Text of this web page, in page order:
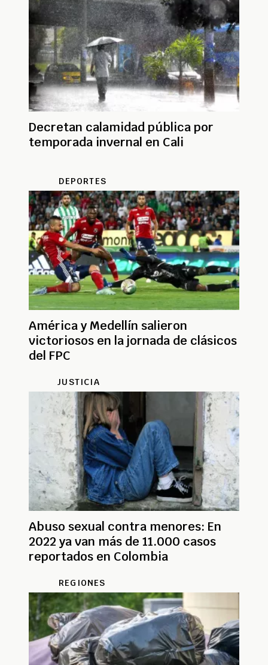
Decretan calamidad pública por
temporada invernal en Cali
DEPORTES
América y Medellín salieron
victoriosos en la jornada de clásicos
del FPC
JUSTICIA
Abuso sexual contra menores: En
2022 ya van más de 11.000 casos
reportados en Colombia
REGIONES